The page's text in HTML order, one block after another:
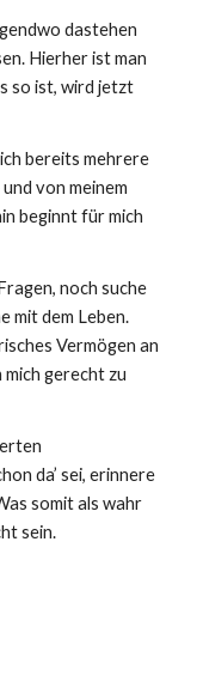
dastehen
Hierher ist man
so ist, wird jetzt
bereits mehrere
von meinem
beginnt für mich
noch suche
mit dem Leben.
Vermögen an
gerecht zu
da’ sei, erinnere
somit als wahr
sein.